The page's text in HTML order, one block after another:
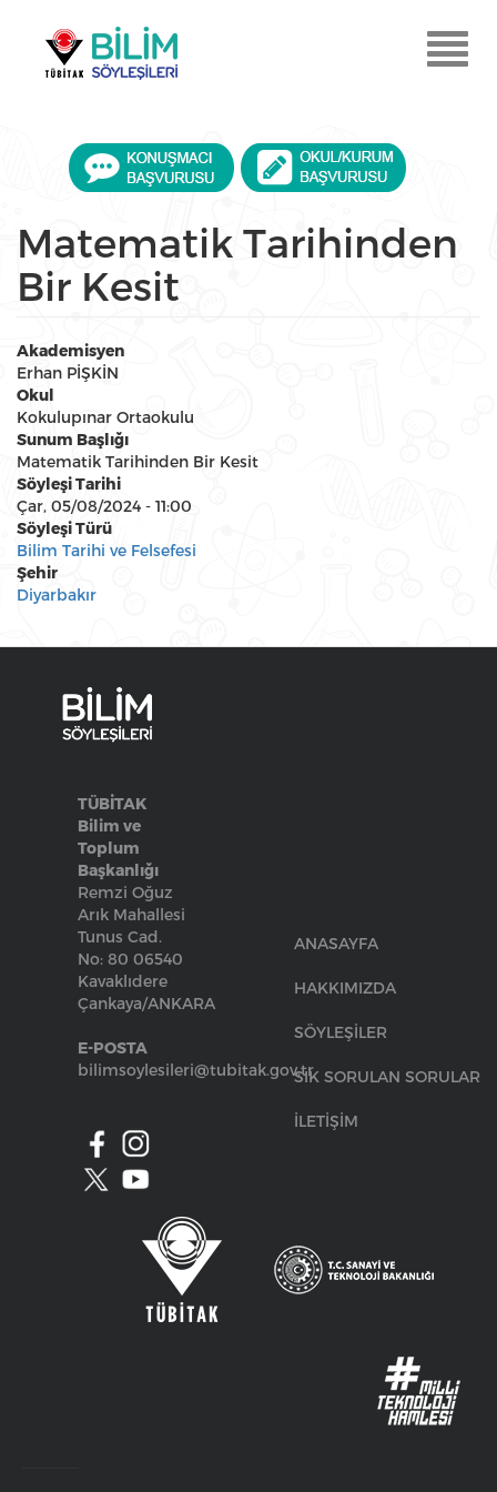
Menu
Aç
Matematik Tarihinden
Bir Kesit
Akademisyen
Erhan PİŞKİN
Okul
Kokulupınar Ortaokulu
Sunum Başlığı
Matematik Tarihinden Bir Kesit
Söyleşi Tarihi
Çar, 05/08/2024 - 11:00
Söyleşi Türü
Bilim Tarihi ve Felsefesi
Şehir
Diyarbakır
TÜBİTAK
Bilim ve
Toplum
Başkanlığı
Remzi Oğuz
Arık Mahallesi
Tunus Cad.
No: 80 06540
Kavaklıdere
Çankaya/ANKARA
E-POSTA
bilimsoylesileri@tubitak.gov.tr
ANASAYFA
HAKKIMIZDA
SÖYLEŞİLER
SIK SORULAN SORULAR
İLETİŞİM